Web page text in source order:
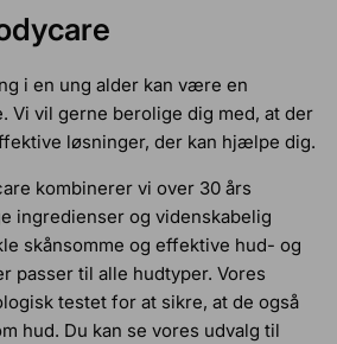
i en ung alder kan være en
Vi vil gerne berolige dig med, at der
løsninger, der kan hjælpe dig.
kombinerer vi over 30 års
ingredienser og videnskabelig
skånsomme og effektive hud- og
passer til alle hudtyper. Vores
testet for at sikre, at de også
hud. Du kan se vores udvalg til